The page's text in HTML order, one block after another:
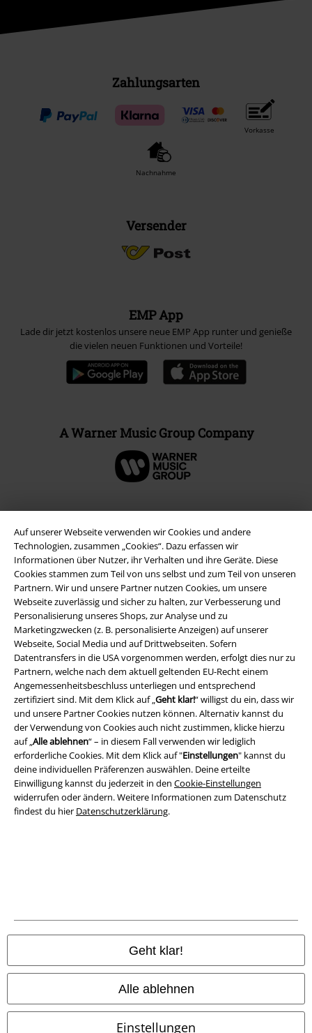
Auf unserer Webseite verwenden wir Cookies und andere
Technologien, zusammen „Cookies“. Dazu erfassen wir
Informationen über Nutzer, ihr Verhalten und ihre Geräte. Diese
Cookies stammen zum Teil von uns selbst und zum Teil von unseren
Partnern. Wir und unsere Partner nutzen Cookies, um unsere
Webseite zuverlässig und sicher zu halten, zur Verbesserung und
Personalisierung unseres Shops, zur Analyse und zu
Marketingzwecken (z. B. personalisierte Anzeigen) auf unserer
Webseite, Social Media und auf Drittwebseiten. Sofern
Datentransfers in die USA vorgenommen werden, erfolgt dies nur zu
Partnern, welche nach dem aktuell geltenden EU-Recht einem
Angemessenheitsbeschluss unterliegen und entsprechend
zertifiziert sind. Mit dem Klick auf „Geht klar!“ willigst du ein, dass wir
und unsere Partner Cookies nutzen können. Alternativ kannst du
der Verwendung von Cookies auch nicht zustimmen, klicke hierzu
auf „Alle ablehnen“ – in diesem Fall verwenden wir lediglich
erforderliche Cookies. Mit dem Klick auf "Einstellungen" kannst du
deine individuellen Präferenzen auswählen. Deine erteilte
Einwilligung kannst du jederzeit in den Cookie-Einstellungen
widerrufen oder ändern. Weitere Informationen zum Datenschutz
findest du hier Datenschutzerklärung.
Geht klar!
Alle ablehnen
Einstellungen
Zahlungsarten
Vorkasse
Nachnahme
Versender
EMP App
Lade dir jetzt kostenlos unsere neue EMP App runter und genieße
die vielen neuen Funktionen und Vorteile!
A Warner Music Group Company
Rechtliches
AGB
Impressum
Datenschutz
Entsorgung und Umweltschutz
Konformitätserklärung
Information zur Barrierefreiheit
EMP Online Shops